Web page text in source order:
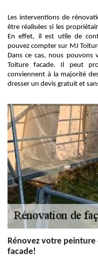
Les interventions de
être réalisées si les
En effet, il est utile de
pouvez compter sur MJ
Dans ce cas, nous pouvons
Toiture facade. Il peut
conviennent à la majorité
dresser un devis gratuit et
Rénovez votre
facade!